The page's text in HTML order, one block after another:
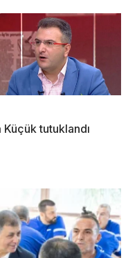
Küçük tutuklandı